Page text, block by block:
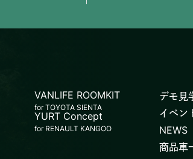
VANLIFE ROOMKIT
for TOYOTA SIENTA
YURT Concept
for RENAULT KANGOO
デモ見
イベン
NEWS
商品車